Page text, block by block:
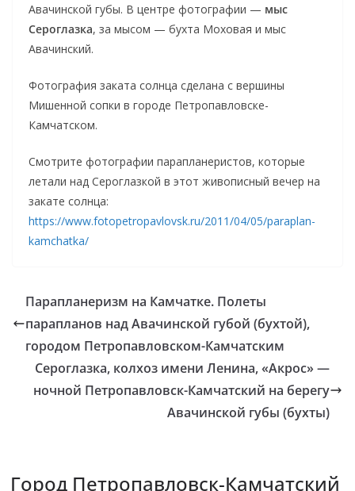
Авачинской губы. В центре фотографии — мыс
Сероглазка, за мысом — бухта Моховая и мыс
Авачинский.
Фотография заката солнца сделана с вершины
Мишенной сопки в городе Петропавловске-
Камчатском.
Смотрите фотографии парапланеристов, которые
летали над Сероглазкой в этот живописный вечер на
закате солнца:
https://www.fotopetropavlovsk.ru/2011/04/05/paraplan-
kamchatka/
Парапланеризм на Камчатке. Полеты
парапланов над Авачинской губой (бухтой),
городом Петропавловском-Камчатским
Сероглазка, колхоз имени Ленина, «Акрос» —
ночной Петропавловск-Камчатский на берегу
Авачинской губы (бухты)
Город Петропавловск-Камчатский